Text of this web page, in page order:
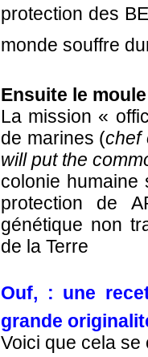
protection des
monde souffre
Ensuite le
La mission «
de marines (chef
will put the
colonie
protection de
génétique non
de la Terre
Ouf, : une
grande
Voici que cela se